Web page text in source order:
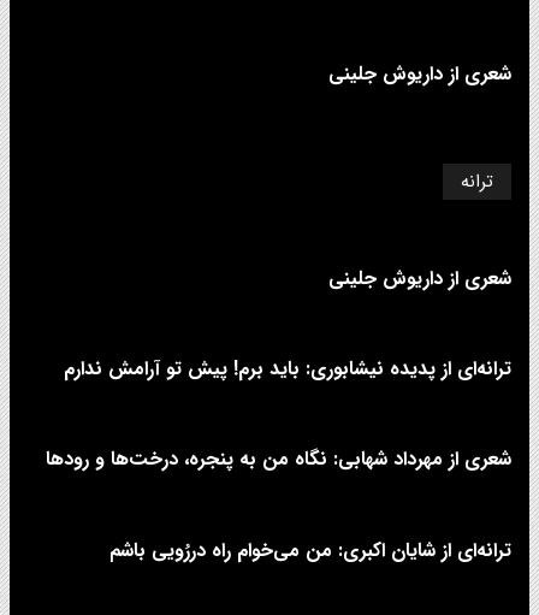
شعری از داریوش جلینی
ترانه
شعری از داریوش جلینی
ترانه‌ای از پدیده نیشابوری: باید برم! پیش تو آرامش ندارم
شعری از مهرداد شهابی: نگاه من به پنجره، درخت‌ها و رودها
ترانه‌ای از شایان اکبری: من می‌خوام راه دررُویی باشم